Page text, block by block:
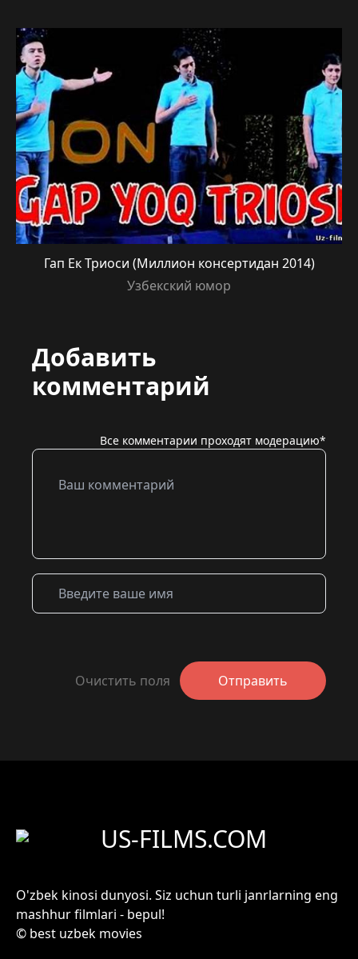
Гап Ек Триоси (Миллион консертидан 2014)
Узбекский юмор
Добавить
комментарий
Все комментарии проходят модерацию*
Очистить поля Отправить
US-FILMS.COM
O'zbek kinosi dunyosi. Siz uchun turli janrlarning eng
mashhur filmlari - bepul!
© best uzbek movies